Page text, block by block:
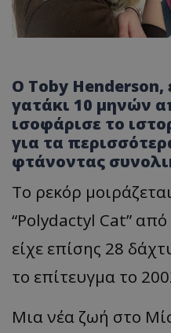
Ο Toby Henderson,
γατάκι 10 μηνών
ισοφάρισε το
για τα
φτάνοντας
Το ρεκόρ
“Polydactyl Cat”
είχε επίσης 28
το επίτευγμα το
Μια νέα ζωή στο